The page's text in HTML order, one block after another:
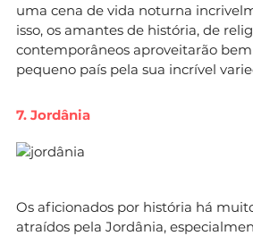
uma cena de vida noturna
isso, os amantes de história, de
contemporâneos aproveitarão
pequeno país pela sua incrível
7. Jordânia
Os aficionados por história há
atraídos pela Jordânia,